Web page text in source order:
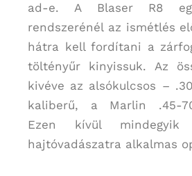
ad-e. A Blaser R8
rendszerénél az ismétlés
hátra kell fordítani a
töltényűr kinyissuk. Az
kivéve az alsókulcsos –
kaliberű, a Marlin .45-
Ezen kívül mindegyik
hajtóvadászatra alkalmas